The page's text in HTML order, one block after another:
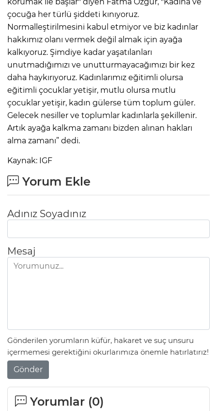
çocuğa her türlü şiddeti kınıyoruz.
Normalleştirilmesini kabul etmiyor ve biz kadınlar
hakkımız olanı vermek değil almak için ayağa
kalkıyoruz. Şimdiye kadar yaşatılanları
unutmadığımızı ve unutturmayacağımızı bir kez
daha haykırıyoruz. Kadınlarımız eğitimli olursa
eğitimli çocuklar yetişir, mutlu olursa mutlu
çocuklar yetişir, kadın gülerse tüm toplum güler.
Gelecek nesiller ve toplumlar kadınlarla şekillenir.
Artık ayağa kalkma zamanı bizden alınan hakları
alma zamanı” dedi.
Kaynak: IGF
Yorum Ekle
Adınız Soyadınız
Mesaj
Gönderilen yorumların küfür, hakaret ve suç unsuru
içermemesi gerektiğini okurlarımıza önemle hatırlatırız!
Gönder
Yorumlar (0)